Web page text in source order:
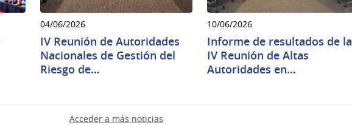
04/06/2026
IV Reunión de Autoridades
Nacionales de Gestión del
Riesgo de…
10/06/2026
Informe de resultados de la
IV Reunión de Altas
Autoridades en…
Acceder a más noticias